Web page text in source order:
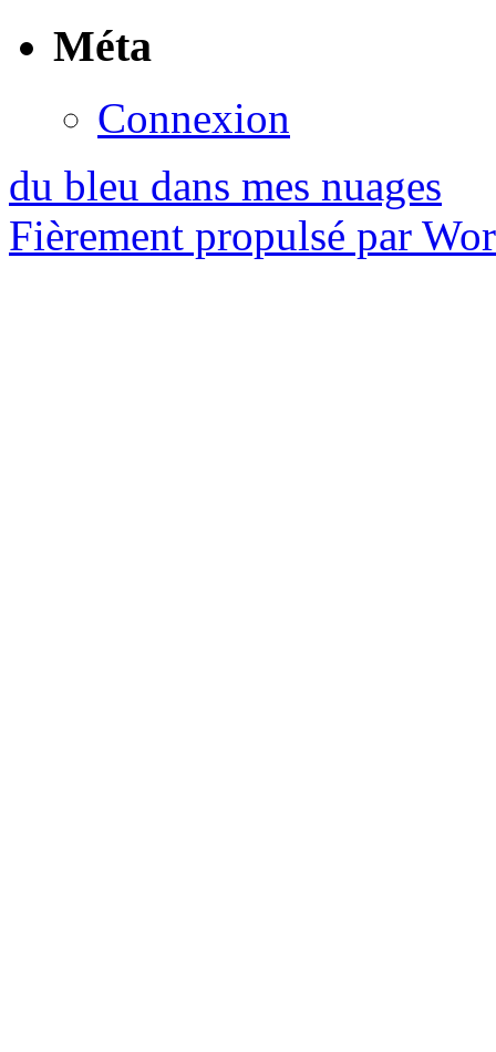
Méta
Connexion
du bleu dans mes nuages
Fièrement propulsé par